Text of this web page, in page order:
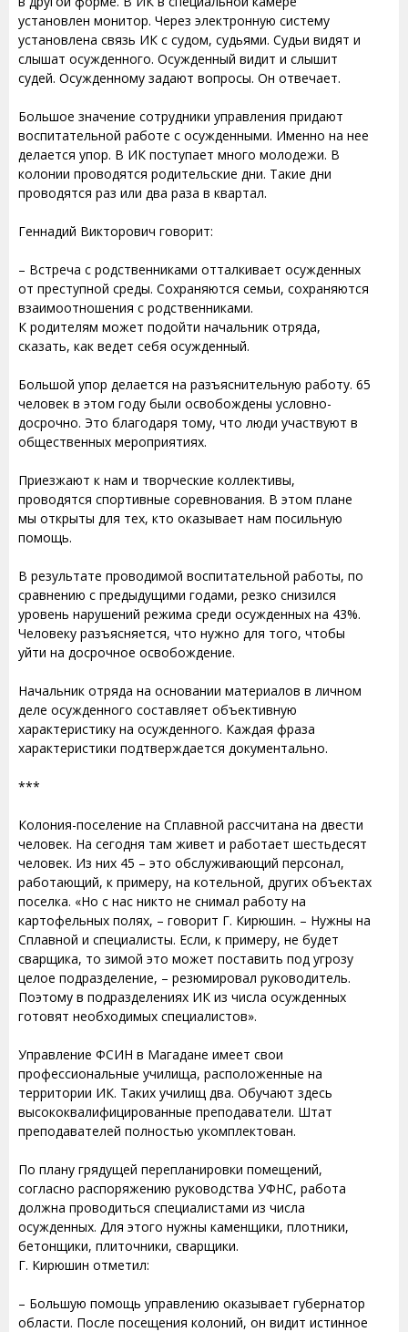
установлен монитор. Через электронную систему
установлена связь ИК с судом, судьями. Судьи видят и
слышат осужденного. Осужденный видит и слышит
судей. Осужденному задают вопросы. Он отвечает.
Большое значение сотрудники управления придают
воспитательной работе с осужденными. Именно на нее
делается упор. В ИК поступает много молодежи. В
колонии проводятся родительские дни. Такие дни
проводятся раз или два раза в квартал.
Геннадий Викторович говорит:
– Встреча с родственниками отталкивает осужденных
от преступной среды. Сохраняются семьи, сохраняются
взаимоотношения с родственниками.
К родителям может подойти начальник отряда,
сказать, как ведет себя осужденный.
Большой упор делается на разъяснительную работу. 65
человек в этом году были освобождены условно-
досрочно. Это благодаря тому, что люди участвуют в
общественных мероприятиях.
Приезжают к нам и творческие коллективы,
проводятся спортивные соревнования. В этом плане
мы открыты для тех, кто оказывает нам посильную
помощь.
В результате проводимой воспитательной работы, по
сравнению с предыдущими годами, резко снизился
уровень нарушений режима среди осужденных на 43%.
Человеку разъясняется, что нужно для того, чтобы
уйти на досрочное освобождение.
Начальник отряда на основании материалов в личном
деле осужденного составляет объективную
характеристику на осужденного. Каждая фраза
характеристики подтверждается документально.
***
Колония-поселение на Сплавной рассчитана на двести
человек. На сегодня там живет и работает шестьдесят
человек. Из них 45 – это обслуживающий персонал,
работающий, к примеру, на котельной, других объектах
поселка. «Но с нас никто не снимал работу на
картофельных полях, – говорит Г. Кирюшин. – Нужны на
Сплавной и специалисты. Если, к примеру, не будет
сварщика, то зимой это может поставить под угрозу
целое подразделение, – резюмировал руководитель.
Поэтому в подразделениях ИК из числа осужденных
готовят необходимых специалистов».
Управление ФСИН в Магадане имеет свои
профессиональные училища, расположенные на
территории ИК. Таких училищ два. Обучают здесь
высококвалифицированные преподаватели. Штат
преподавателей полностью укомплектован.
По плану грядущей перепланировки помещений,
согласно распоряжению руководства УФНС, работа
должна проводиться специалистами из числа
осужденных. Для этого нужны каменщики, плотники,
бетонщики, плиточники, сварщики.
Г. Кирюшин отметил:
– Большую помощь управлению оказывает губернатор
области. После посещения колоний, он видит истинное